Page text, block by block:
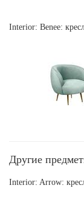
Interior: Benee:
Другие
Interior: Arrow: